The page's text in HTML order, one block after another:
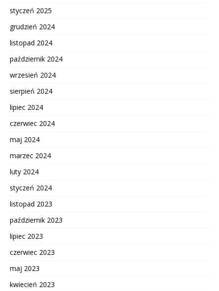
styczeń 2025
grudzień 2024
listopad 2024
październik 2024
wrzesień 2024
sierpień 2024
lipiec 2024
czerwiec 2024
maj 2024
marzec 2024
luty 2024
styczeń 2024
listopad 2023
październik 2023
lipiec 2023
czerwiec 2023
maj 2023
kwiecień 2023